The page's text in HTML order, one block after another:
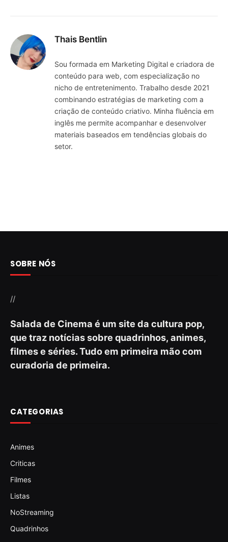
Thais Bentlin
Sou formada em Marketing Digital e criadora de
conteúdo para web, com especialização no
nicho de entretenimento. Trabalho desde 2021
combinando estratégias de marketing com a
criação de conteúdo criativo. Minha fluência em
inglês me permite acompanhar e desenvolver
materiais baseados em tendências globais do
setor.
SOBRE NÓS
//
Salada de Cinema é um site da cultura pop,
que traz notícias sobre quadrinhos, animes,
filmes e séries. Tudo em primeira mão com
curadoria de primeira.
CATEGORIAS
Animes
Criticas
Filmes
Listas
NoStreaming
Quadrinhos